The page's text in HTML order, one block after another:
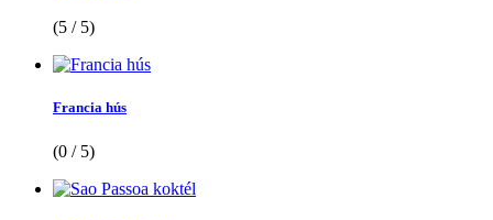
(5 / 5)
Francia hús
(0 / 5)